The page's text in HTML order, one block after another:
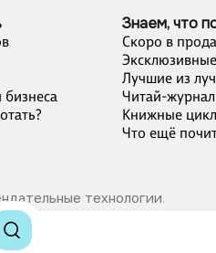
Знаем, что
Скоро в
Лучшие из
Читай-журнал
Книжные
Что ещё
технологии.